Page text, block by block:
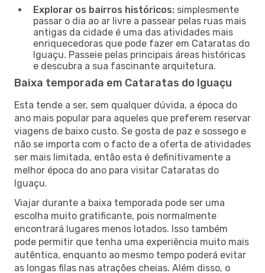
Explorar os bairros históricos: simplesmente
passar o dia ao ar livre a passear pelas ruas mais
antigas da cidade é uma das atividades mais
enriquecedoras que pode fazer em Cataratas do
Iguaçu. Passeie pelas principais áreas históricas
e descubra a sua fascinante arquitetura.
Baixa temporada em Cataratas do Iguaçu
Esta tende a ser, sem qualquer dúvida, a época do
ano mais popular para aqueles que preferem reservar
viagens de baixo custo. Se gosta de paz e sossego e
não se importa com o facto de a oferta de atividades
ser mais limitada, então esta é definitivamente a
melhor época do ano para visitar Cataratas do
Iguaçu.
Viajar durante a baixa temporada pode ser uma
escolha muito gratificante, pois normalmente
encontrará lugares menos lotados. Isso também
pode permitir que tenha uma experiência muito mais
autêntica, enquanto ao mesmo tempo poderá evitar
as longas filas nas atrações cheias. Além disso, o